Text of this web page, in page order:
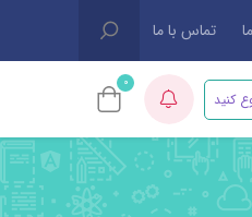
تماس با ما
کنید
0